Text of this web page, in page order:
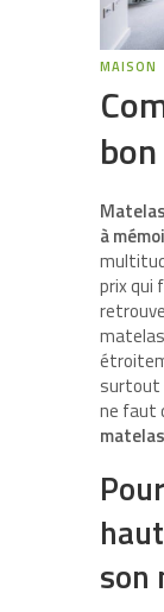
MAISON
à
prix qui
surtout
ne faut
matelas
son